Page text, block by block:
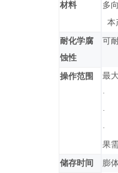
材料
多
本
耐化学腐
蚀性
可
操作范围
最
·
·
·
果
储存时间
膨